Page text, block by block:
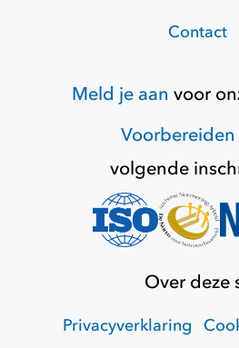
Contact
Meld je aan voor
Voorbereiden
volgende
Over deze
Privacyverklaring